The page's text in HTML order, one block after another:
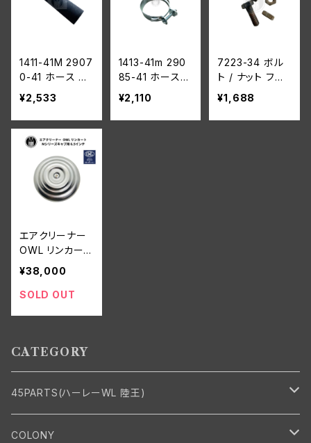
1411-41M 2907
0-41 ホース コ
ネクション ハー
レーダビッドソン
WLA WLC エア
クリーナー
¥2,533
1413-41m 290
85-41 ホース
クランプ A12 1
個 ハーレーダビ
ッドソン WLA W
¥2,110
7223-34 ボル
ト / ナット フレ
ームクランプ 2
個入り ハーレー
ダビッドソン WL
¥1,688
エアクリーナー
OWL リンカート
Mシリーズ キャ
ブ用 6.5インチ
ハーレーダビッ
バイク
¥38,000
SOLD OUT
CATEGORY
45PARTS(ハーレーWL 陸王)
エンジン
COLONY